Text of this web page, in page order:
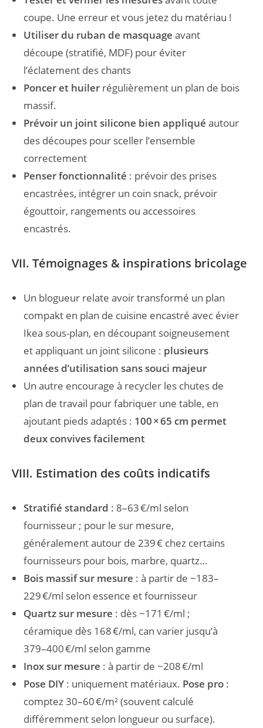
coupe. Une erreur et vous jetez du matériau !
Utiliser du ruban de masquage avant
découpe (stratifié, MDF) pour éviter
l’éclatement des chants
Poncer et huiler régulièrement un plan de bois
massif.
Prévoir un joint silicone bien appliqué autour
des découpes pour sceller l’ensemble
correctement
Penser fonctionnalité : prévoir des prises
encastrées, intégrer un coin snack, prévoir
égouttoir, rangements ou accessoires
encastrés.
VII. Témoignages & inspirations bricolage
Un blogueur relate avoir transformé un plan
compakt en plan de cuisine encastré avec évier
Ikea sous-plan, en découpant soigneusement
et appliquant un joint silicone : plusieurs
années d’utilisation sans souci majeur
Un autre encourage à recycler les chutes de
plan de travail pour fabriquer une table, en
ajoutant pieds adaptés : 100 × 65 cm permet
deux convives facilement
VIII. Estimation des coûts indicatifs
Stratifié standard : 8–63 €/ml selon
fournisseur ; pour le sur mesure,
généralement autour de 239 € chez certains
fournisseurs pour bois, marbre, quartz…
Bois massif sur mesure : à partir de ~183–
229 €/ml selon essence et fournisseur
Quartz sur mesure : dès ~171 €/ml ;
céramique dès 168 €/ml, can varier jusqu’à
379–400 €/ml selon gamme
Inox sur mesure : à partir de ~208 €/ml
Pose DIY : uniquement matériaux. Pose pro :
comptez 30–60 €/m² (souvent calculé
différemment selon longueur ou surface).